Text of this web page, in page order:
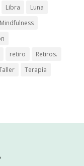
Libra
Luna
Mindfulness
retiro
Retiros.
Terapía